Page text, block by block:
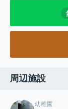
周辺施設
幼稚園